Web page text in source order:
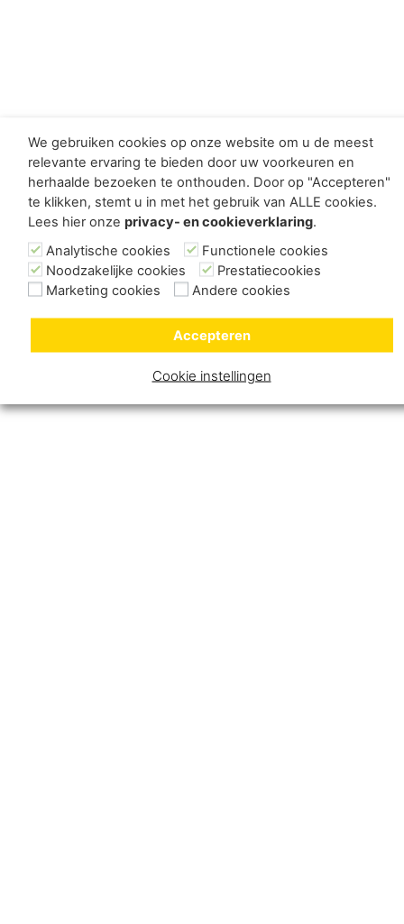
We gebruiken cookies op onze website om u de meest
relevante ervaring te bieden door uw voorkeuren en
herhaalde bezoeken te onthouden. Door op "Accepteren"
te klikken, stemt u in met het gebruik van ALLE cookies.
Lees hier onze privacy- en cookieverklaring.
Analytische cookies
Functionele cookies
Noodzakelijke cookies
Prestatiecookies
Marketing cookies
Andere cookies
Cookie instellingen
Accepteren